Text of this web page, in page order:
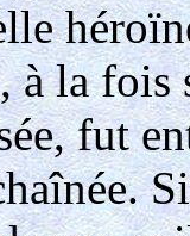
à la fois
fut